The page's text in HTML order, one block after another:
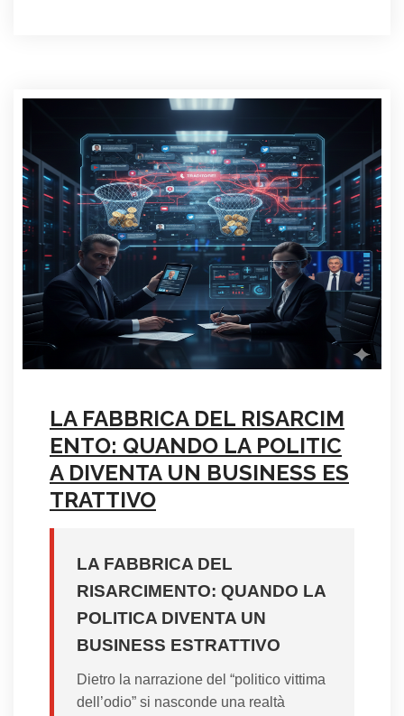
LA FABBRICA DEL RISARCIM
ENTO: QUANDO LA POLITIC
A DIVENTA UN BUSINESS ES
TRATTIVO
LA FABBRICA DEL
RISARCIMENTO: QUANDO LA
POLITICA DIVENTA UN
BUSINESS ESTRATTIVO
Dietro la narrazione del “politico vittima
dell’odio” si nasconde una realtà